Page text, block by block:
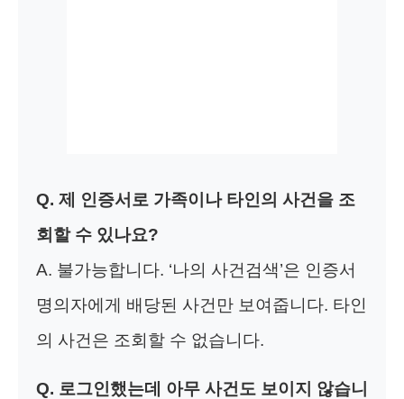
Q. 제 인증서로 가족이나 타인의 사건을 조
회할 수 있나요?
A. 불가능합니다. ‘나의 사건검색’은 인증서
명의자에게 배당된 사건만 보여줍니다. 타인
의 사건은 조회할 수 없습니다.
Q. 로그인했는데 아무 사건도 보이지 않습니